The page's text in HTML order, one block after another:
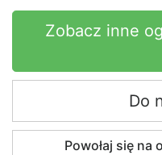
Zobacz inne
Do
Powołaj się na